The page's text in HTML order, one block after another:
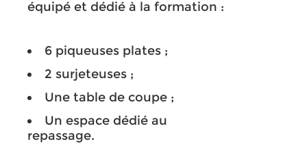
équipé et dédié à la formation :
6 piqueuses plates ;
2 surjeteuses ;
Une table de coupe ;
Un espace dédié au
repassage.